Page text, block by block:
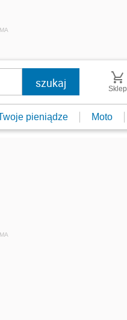
Sklep
pieniądze Moto